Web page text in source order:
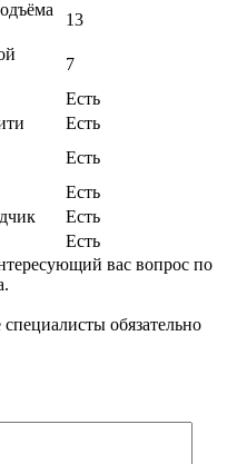
13
7
Есть
Есть
Есть
Есть
Есть
Есть
вас вопрос по
обязательно